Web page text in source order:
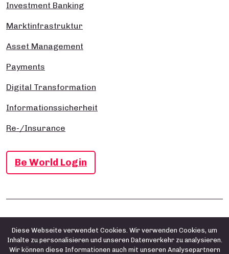
Investment Banking
Marktinfrastruktur
Asset Management
Payments
Digital Transformation
Informationssicherheit
Re-/Insurance
Be World Login
Diese Webseite verwendet Cookies. Wir verwenden Cookies, um
Inhalte zu personalisieren und unseren Datenverkehr zu analysieren.
Wir können diese Informationen auch mit unseren Analysepartnern